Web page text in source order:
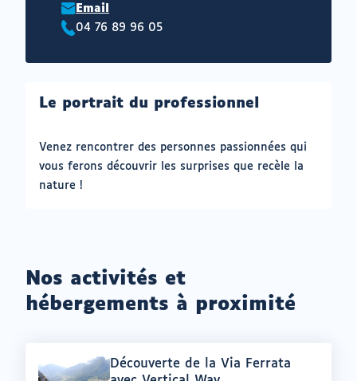
Email
Téléphone
04 76 89 96 05
Le portrait du professionnel
Venez rencontrer des personnes passionnées qui
vous ferons découvrir les surprises que recèle la
nature !
Nos activités et
hébergements à proximité
Offre
Découverte de la Via Ferrata